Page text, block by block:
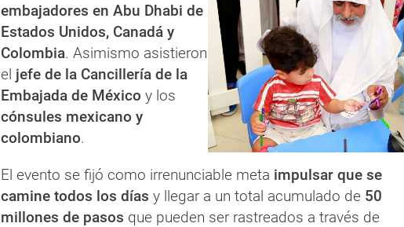
embajadores en Abu Dhabi de
Estados Unidos, Canadá y
Colombia. Asimismo asistieron
el jefe de la Cancillería de la
Embajada de México y los
cónsules mexicano y
colombiano.
El evento se fijó como irrenunciable meta impulsar que se
camine todos los días y llegar a un total acumulado de 50
millones de pasos que pueden ser rastreados a través de